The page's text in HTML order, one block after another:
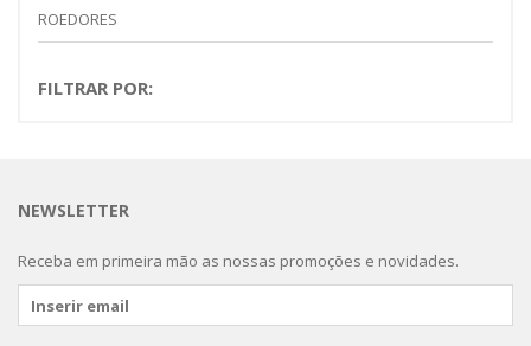
ROEDORES
FILTRAR POR:
NEWSLETTER
Receba em primeira mão as nossas promoções e novidades.